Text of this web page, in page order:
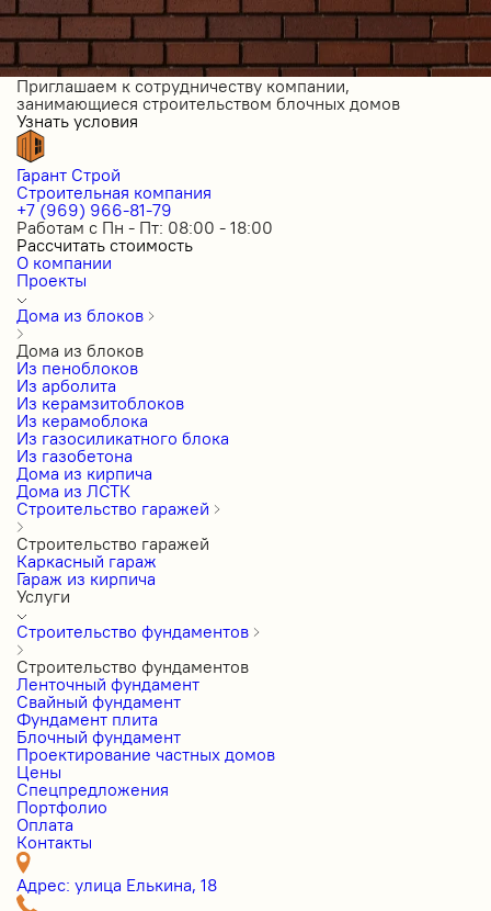
Приглашаем к сотрудничеству компании,
занимающиеся строительством блочных домов
Узнать условия
Гарант Строй
Строительная компания
+7 (969) 966-81-79
Работам с Пн - Пт: 08:00 - 18:00
Рассчитать стоимость
О компании
Проекты
Дома из блоков
Дома из блоков
Из пеноблоков
Из арболита
Из керамзитоблоков
Из керамоблока
Из газосиликатного блока
Из газобетона
Дома из кирпича
Дома из ЛСТК
Строительство гаражей
Строительство гаражей
Каркасный гараж
Гараж из кирпича
Услуги
Строительство фундаментов
Строительство фундаментов
Ленточный фундамент
Свайный фундамент
Фундамент плита
Блочный фундамент
Проектирование частных домов
Цены
Cпецпредложения
Портфолио
Оплата
Контакты
Адрес: улица Елькина, 18